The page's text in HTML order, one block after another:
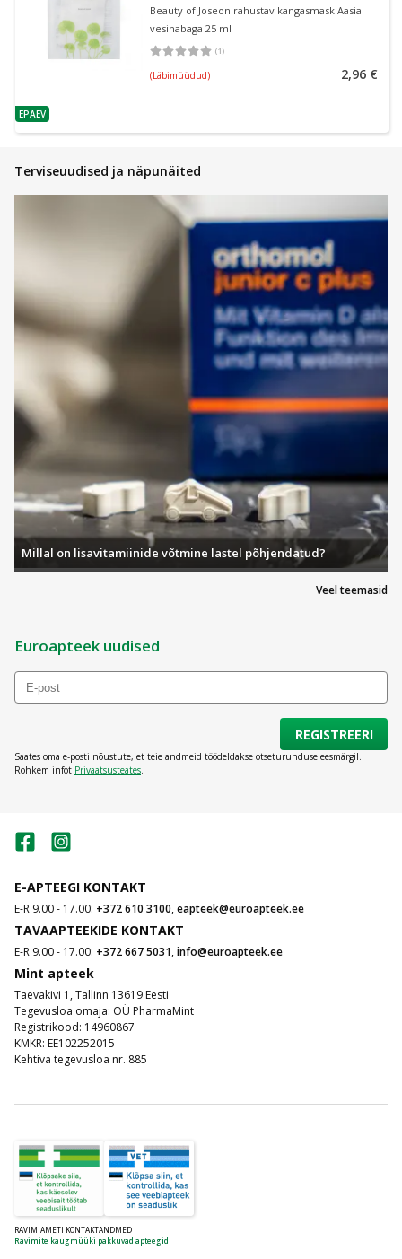
nõuanne
EPAEV
Beauty of Joseon rahustav kangasmask Aasia
vesinabaga 25 ml
(1)
Keskmine hinnang 5.00
(Läbimüüdud) 2,96 €
Terviseuudised ja näpunäited
Veel teemasid
Millal on lisavitamiinide võtmine lastel põhjendatud?
Euroapteek uudised
REGISTREERI
Saates oma e-posti nõustute, et teie andmeid töödeldakse otseturunduse eesmärgil.
Rohkem infot Privaatsusteates.
E-APTEEGI KONTAKT
E-R 9.00 - 17.00: +372 610 3100,eapteek@euroapteek.ee
TAVAAPTEEKIDE KONTAKT
E-R 9.00 - 17.00: +372 667 5031,info@euroapteek.ee
Mint apteek
Taevakivi 1, Tallinn 13619 Eesti
Tegevusloa omaja: OÜ PharmaMint
Registrikood: 14960867
KMKR: EE102252015
Kehtiva tegevusloa nr. 885
RAVIMIAMETI KONTAKTANDMED
Ravimite kaugmüüki pakkuvad apteegid